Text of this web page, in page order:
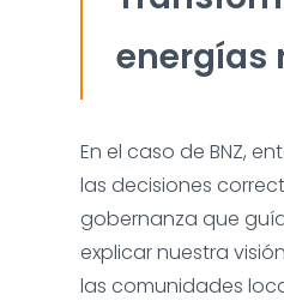
energías
En el caso de BNZ,
las decisiones
gobernanza que
explicar nuestra
las comunidades